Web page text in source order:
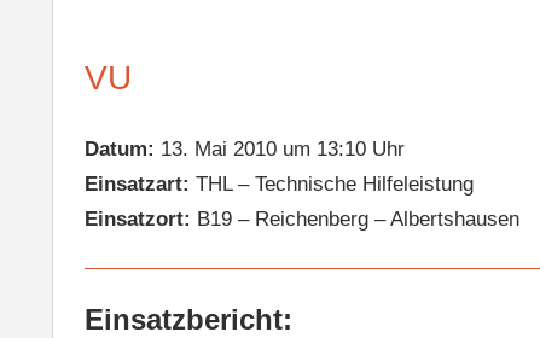
VU
Datum: 13. Mai 2010 um 13:10 Uhr
Einsatzart: THL – Technische Hilfeleistung
Einsatzort: B19 – Reichenberg – Albertshausen
Einsatzbericht: